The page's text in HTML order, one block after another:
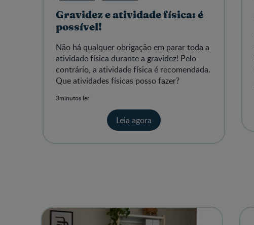
Gravidez e atividade física: é
possível!
Não há qualquer obrigação em parar toda a
atividade física durante a gravidez! Pelo
contrário, a atividade física é recomendada.
Que atividades físicas posso fazer?
3minutos ler
Leia agora